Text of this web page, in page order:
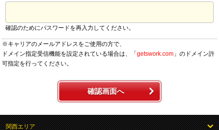
確認のためにパスワードを再入力してください。
※キャリアのメールアドレスをご使用の方で、
ドメイン指定受信機能を設定されている場合は、「 getswork.com 」のドメイン許
可指定を行ってください。
確認画面へ
関西エリア